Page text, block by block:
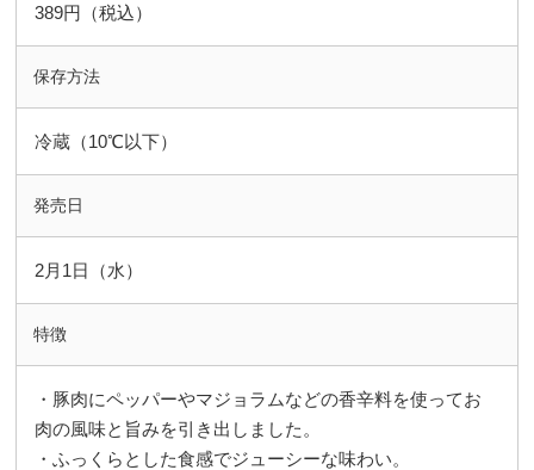
389円（税込）
保存方法
冷蔵（10℃以下）
発売日
2月1日（水）
特徴
・豚肉にペッパーやマジョラムなどの香辛料を使ってお
肉の風味と旨みを引き出しました。
・ふっくらとした食感でジューシーな味わい。